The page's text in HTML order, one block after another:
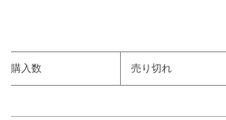
購入数 売り切れ